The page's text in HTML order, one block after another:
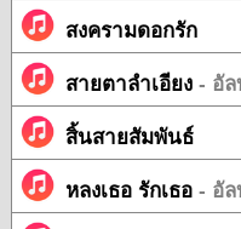
สงครามดอกรัก
สายตาลำเอียง - อั
สิ้นสายสัมพันธ์
หลงเธอ รักเธอ - อัล